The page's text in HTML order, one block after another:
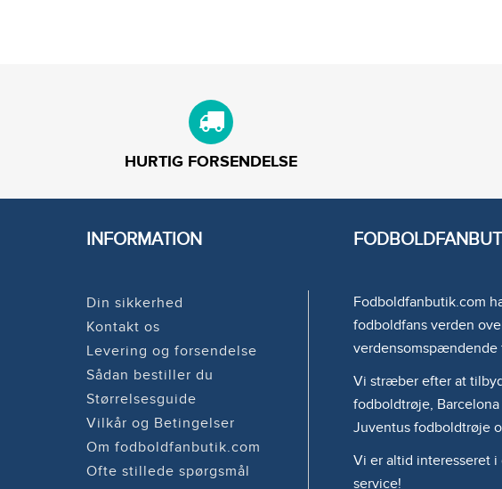
HURTIG FORSENDELSE
INFORMATION
Din sikkerhed
Kontakt os
Levering og forsendelse
Sådan bestiller du
Størrelsesguide
Vilkår og Betingelser
Om fodboldfanbutik.com
Ofte stillede spørgsmål
Fodboldfanbutik.com
fodboldfans verden
verdensomspændende
Vi stræber efter at
fodboldtrøje,
Juventus fodboldtrøje
Vi er altid interesseret
service!